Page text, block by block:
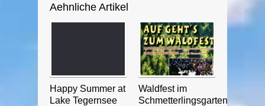
Aehnliche Artikel
Happy Summer at
Lake Tegernsee
Waldfest im
Schmetterlingsgarten